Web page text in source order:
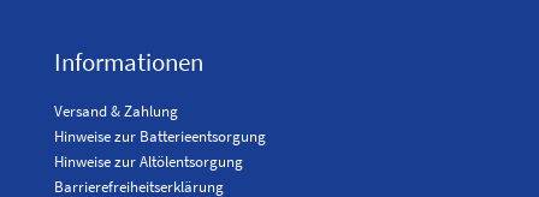
Informationen
Versand & Zahlung
Hinweise zur Batterieentsorgung
Hinweise zur Altölentsorgung
Barrierefreiheitserklärung